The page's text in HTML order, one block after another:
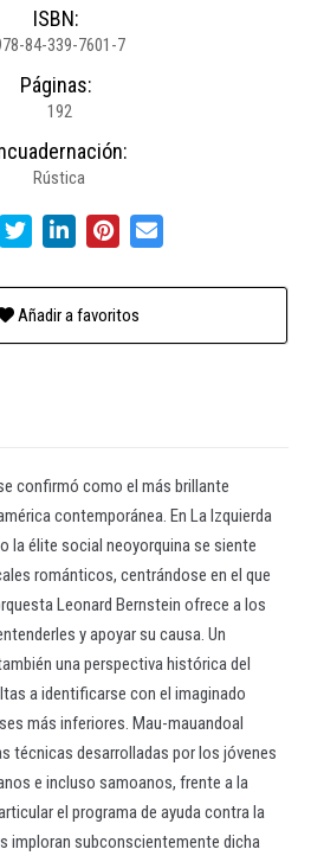
ISBN:
84-339-7601-7
Páginas:
192
Rústica
Añadir a favoritos
confirmó como el más brillante
contemporánea. En La Izquierda
la élite social neoyorquina se siente
románticos, centrándose en el que
Leonard Bernstein ofrece a los
y apoyar su causa. Un
una perspectiva histórica del
a identificarse con el imaginado
más inferiores. Mau-mauandoal
técnicas desarrolladas por los jóvenes
e incluso samoanos, frente a la
el programa de ayuda contra la
imploran subconscientemente dicha